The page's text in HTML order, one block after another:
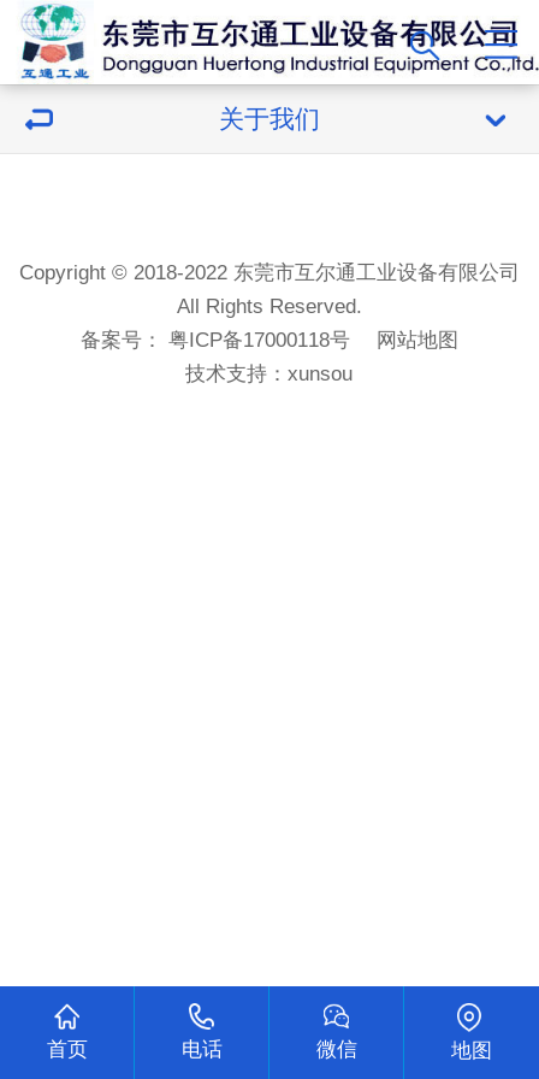
关于我们
Copyright © 2018-2022 东莞市互尔通工业设备有限公司
All Rights Reserved.
备案号： 粤ICP备17000118号
网站地图
技术支持：xunsou
首页 电话 微信 地图